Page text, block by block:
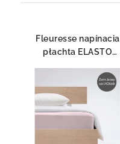
Fleuresse napínacia
płachta ELASTO